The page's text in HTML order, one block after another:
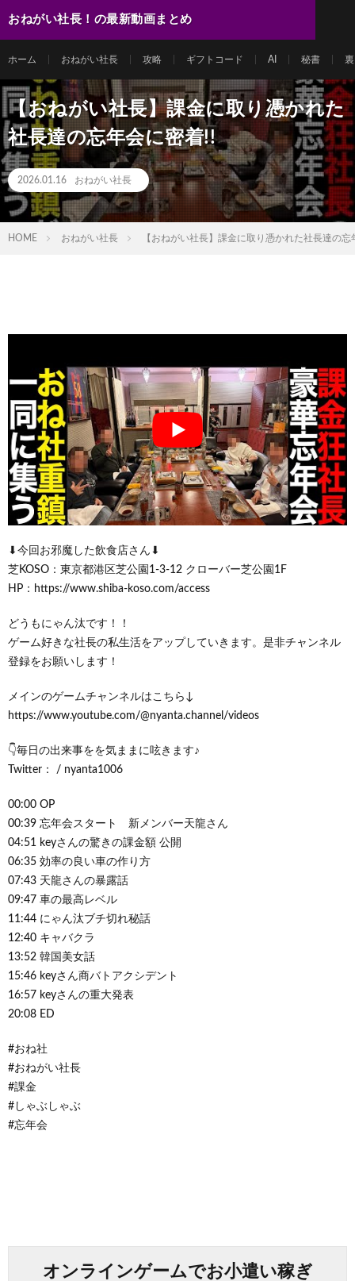
おねがい社長！の最新動画まとめ
ホーム おねがい社長 攻略 ギフトコード AI 秘書
【おねがい社長】課金に取り憑かれた
社長達の忘年会に密着!!
2026.01.16 おねがい社長
HOME おねがい社長 【おねがい社長】課金に取り憑かれた社長達の忘
⬇︎今回お邪魔した飲食店さん⬇︎
芝KOSO：東京都港区芝公園1-3-12 クローバー芝公園1F
HP：https://www.shiba-koso.com/access
どうもにゃん汰です！！
ゲーム好きな社長の私生活をアップしていきます。是非チャンネル
登録をお願いします！
メインのゲームチャンネルはこちら↓
https://www.youtube.com/@nyanta.channel/videos
👇毎日の出来事をを気ままに呟きます♪
Twitter： / nyanta1006
00:00 OP
00:39 忘年会スタート 新メンバー天龍さん
04:51 keyさんの驚きの課金額 公開
06:35 効率の良い車の作り方
07:43 天龍さんの暴露話
09:47 車の最高レベル
11:44 にゃん汰ブチ切れ秘話
12:40 キャバクラ
13:52 韓国美女話
15:46 keyさん商バトアクシデント
16:57 keyさんの重大発表
20:08 ED
#おね社
#おねがい社長
#課金
#しゃぶしゃぶ
#忘年会
オンラインゲームでお小遣い稼ぎ